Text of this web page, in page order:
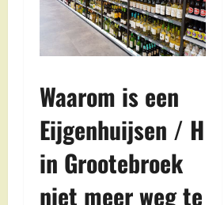
Waarom is een
Eijgenhuijsen / H
in Grootebroek
niet meer weg te